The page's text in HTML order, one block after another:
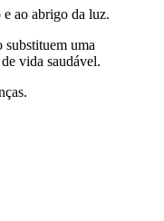
ao abrigo da luz.
substituem uma
vida saudável.